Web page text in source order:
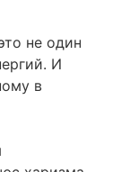
не один
И
в